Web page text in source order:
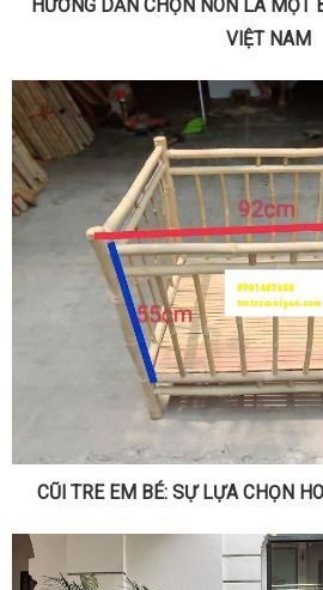
HƯỚNG DẪN CHỌN NÓN LÁ MỘT
VIỆT NAM
CŨI TRE EM BÉ: SỰ LỰA CHỌN